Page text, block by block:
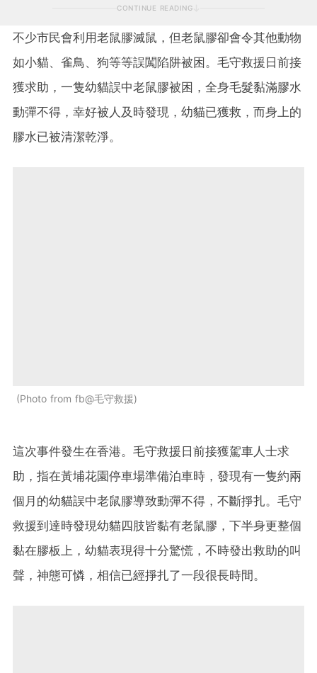
CONTINUE READING
不少市民會利用老鼠膠滅鼠，但老鼠膠卻會令其他動物
如小貓、雀鳥、狗等等誤闖陷阱被困。毛守救援日前接
獲求助，一隻幼貓誤中老鼠膠被困，全身毛髮黏滿膠水
動彈不得，幸好被人及時發現，幼貓已獲救，而身上的
膠水已被清潔乾淨。
Photo from fb@毛守救援
這次事件發生在香港。毛守救援日前接獲駕車人士求
助，指在黃埔花園停車場準備泊車時，發現有一隻約兩
個月的幼貓誤中老鼠膠導致動彈不得，不斷掙扎。毛守
救援到達時發現幼貓四肢皆黏有老鼠膠，下半身更整個
黏在膠板上，幼貓表現得十分驚慌，不時發出救助的叫
聲，神態可憐，相信已經掙扎了一段很長時間。